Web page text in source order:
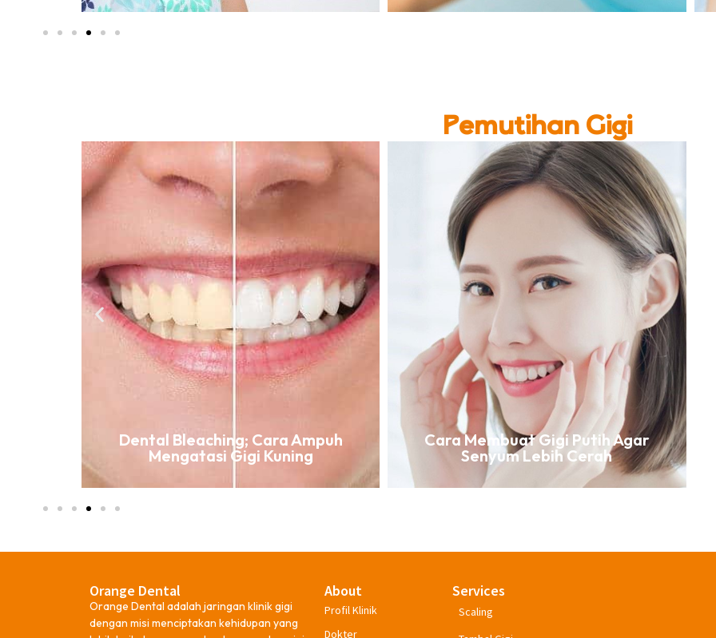
Pemutihan Gigi
Dental Bleaching; Cara Ampuh
Mengatasi Gigi Kuning
Cara Membuat Gigi Putih Agar
Senyum Lebih Cerah
Orange Dental
Orange Dental adalah jaringan klinik gigi
dengan misi menciptakan kehidupan yang
About
Profil Klinik
Dokter
Services
Scaling